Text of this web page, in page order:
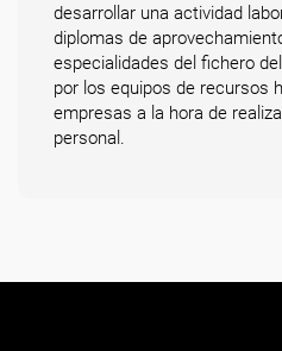
desarrollar una actividad
diplomas de
especialidades del fichero
por los equipos de recursos
empresas a la hora de
personal.